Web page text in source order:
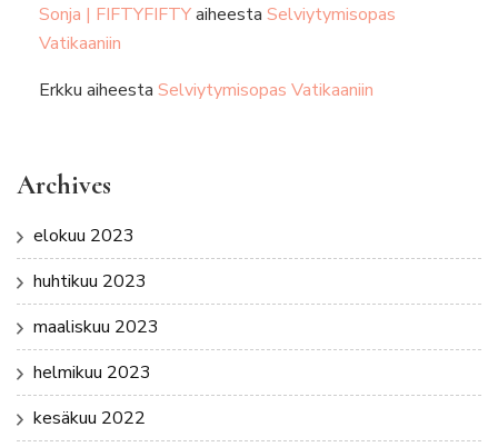
Sonja | FIFTYFIFTYaiheesta Selviytymisopas
Vatikaaniin
Erkku aiheesta Selviytymisopas Vatikaaniin
Archives
elokuu 2023
huhtikuu 2023
maaliskuu 2023
helmikuu 2023
kesäkuu 2022